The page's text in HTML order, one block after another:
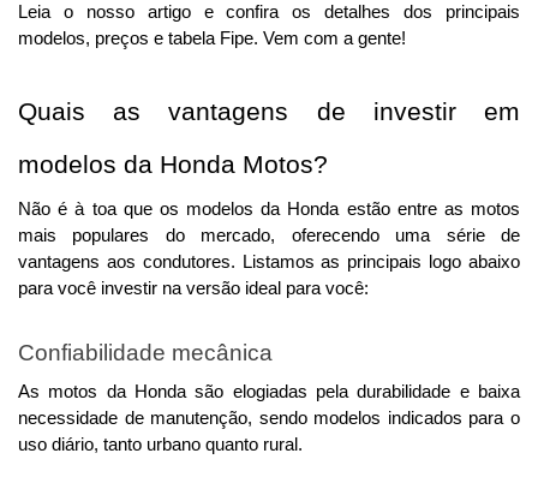
Leia o nosso artigo e confira os detalhes dos principais
modelos, preços e tabela Fipe. Vem com a gente!
Quais as vantagens de investir em
modelos da Honda Motos?
Não é à toa que os modelos da Honda estão entre as motos
mais populares do mercado, oferecendo uma série de
vantagens aos condutores. Listamos as principais logo abaixo
para você investir na versão ideal para você:
Confiabilidade mecânica
As motos da Honda são elogiadas pela durabilidade e baixa
necessidade de manutenção, sendo modelos indicados para o
uso diário, tanto urbano quanto rural.